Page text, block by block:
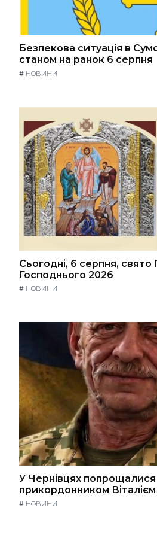
Безпекова ситуація в
станом на ранок 6 серпня
# НОВИНИ
Сьогодні, 6 серпня,
Господнього 2026
# НОВИНИ
У Чернівцях попрощалися
прикордонником
# НОВИНИ